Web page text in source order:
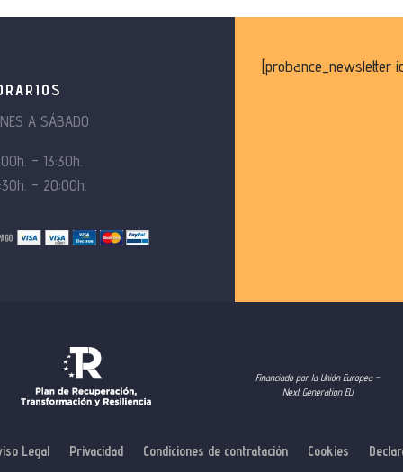
A SÁBADO
– 13:30h.
– 20:00h.
[probance_newsletter
Financiado por la Unión Europea –
Next Generation EU
Legal Privacidad Condiciones de contratación Cookies